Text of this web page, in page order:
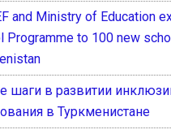
and Ministry of Education
Programme to 100 new
шаги в развитии
в Туркменистане